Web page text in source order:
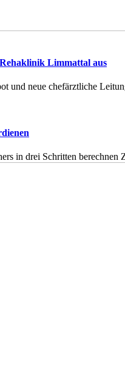
Limmattal aus
und neue chefärztliche
in drei Schritten